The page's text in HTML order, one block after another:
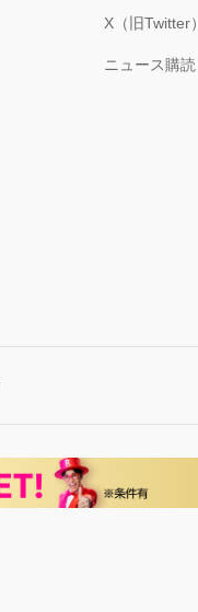
X（旧Twitter）
ニュース購読